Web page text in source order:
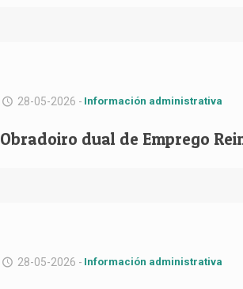
28-05-2026 - Información administrativa
Obradoiro dual de Emprego
28-05-2026 - Información administrativa